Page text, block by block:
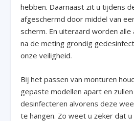
hebben. Daarnaast zit u tijdens
afgeschermd door middel van
scherm. En uiteraard worden
na de meting grondig
onze veiligheid.
Bij het passen van monturen
gepaste modellen apart en
desinfecteren alvorens deze
te hangen. Zo weet u zeker dat